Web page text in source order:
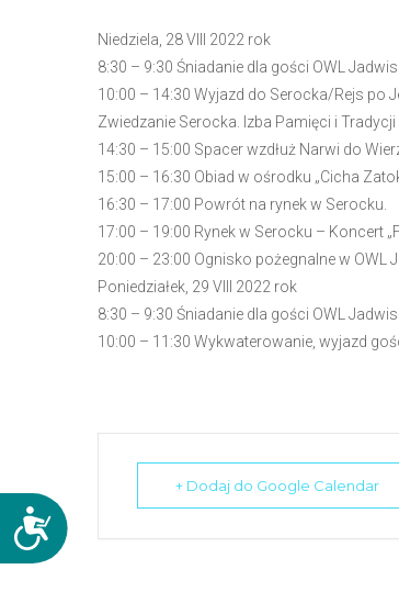
d
D
o
Niedziela 28VIII 2022 rok
8:30 – 9:30 Śniadanie dla gości OWL
10:00 – 14:30 Wyjazd do Serocka/Rejs po
Zwiedzanie Serocka
Izba Pamięci i Tradycji
14:30 – 15:00 Spacer wzdłuż Narwi do
15:00 – 16:30 Obiad w ośrodku „Cicha
16:30 – 17:00 Powrót na rynek w Serocku.
17:00 – 19:00 Rynek w Serocku – Koncert
20:00 – 23:00 Ognisko pożegnalnew OWL
Poniedziałek, 29 VIII 2022 rok
8:30 – 9:30 Śniadanie dla gości OWL
10:00 – 11:30 Wykwaterowanie, wyjazd
+ Dodaj do Google Calendar